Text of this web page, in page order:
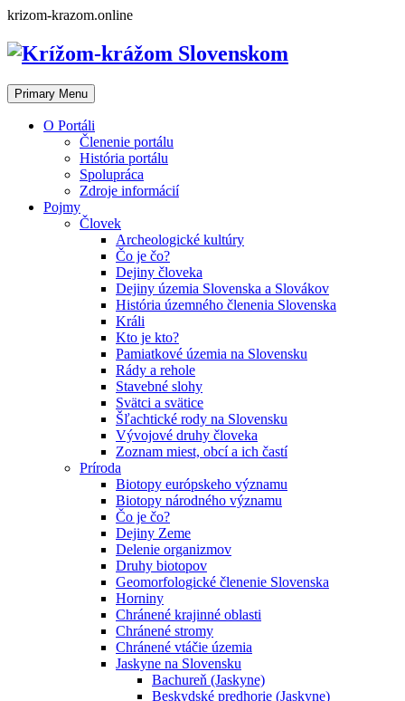
Skip
content
krizom-krazom.online
Primary Menu
O Portáli
Členenie portálu
História portálu
Spolupráca
Zdroje informácií
Pojmy
Človek
Archeologické kultúry
Čo je čo?
Dejiny človeka
Dejiny územia Slovenska a Slovákov
História územného členenia Slovenska
Králi
Kto je kto?
Pamiatkové územia na Slovensku
Rády a rehole
Stavebné slohy
Svätci a svätice
Šľachtické rody na Slovensku
Vývojové druhy človeka
Zoznam miest, obcí a ich častí
Príroda
Biotopy európskeho významu
Biotopy národného významu
Čo je čo?
Dejiny Zeme
Delenie organizmov
Druhy biotopov
Geomorfologické členenie Slovenska
Horniny
Chránené krajinné oblasti
Chránené stromy
Chránené vtáčie územia
Jaskyne na Slovensku
Bachureň (Jaskyne)
Beskydské predhorie (Jaskyne)